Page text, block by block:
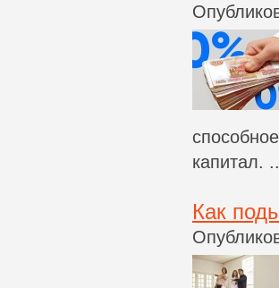
капитал.
Как